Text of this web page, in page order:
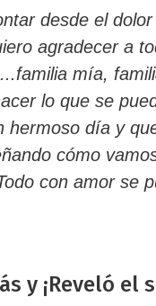
desde el
agradecer a
mía,
lo que se
hermoso día y
cómo
con amor se
y ¡Reveló el